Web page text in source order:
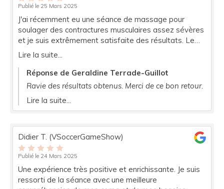
Publié le 25 Mars 2025
J'ai récemment eu une séance de massage pour
soulager des contractures musculaires assez sévères
et je suis extrêmement satisfaite des résultats. Le
massage a été très efficace, j'ai ressenti un
plus détendus. Je recommande vivement pour ceux
qui souffrent de tensions musculaires !
Lire la suite...
Réponse de Geraldine Terrade-Guillot
Ravie des résultats obtenus. Merci de ce bon retour.
Lire la suite...
Didier T. (VSoccerGameShow)
Publié le 24 Mars 2025
Une expérience très positive et enrichissante. Je suis
ressorti de la séance avec une meilleure